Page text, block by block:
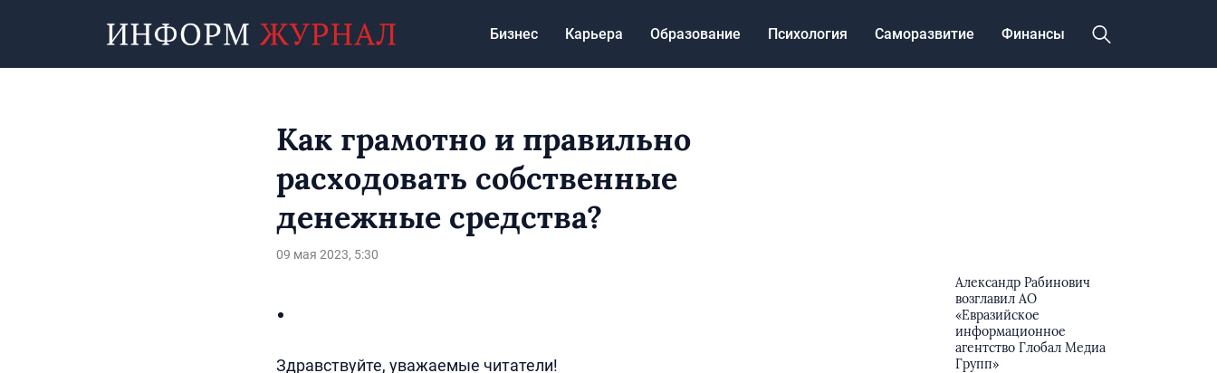
Бизнес Карьера Образование Психология Саморазвитие Финансы
Как грамотно и правильно
расходовать собственные
денежные средства?
09 мая 2023, 5:30
Здравствуйте, уважаемые читатели!
Александр Рабинович
возглавил АО
«Евразийское
информационное
агентство Глобал Медиа
Групп»